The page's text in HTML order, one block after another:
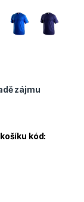
zájmu
kód: